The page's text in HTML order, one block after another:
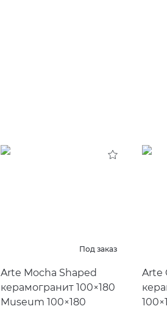
Под заказ
Arte Mocha Shaped
керамогранит 100×180
Museum 100×180
Arte